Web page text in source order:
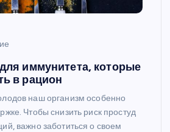
иммунитета, которые
в рацион
наш организм особенно
Чтобы снизить риск простуд
важно заботиться о своем